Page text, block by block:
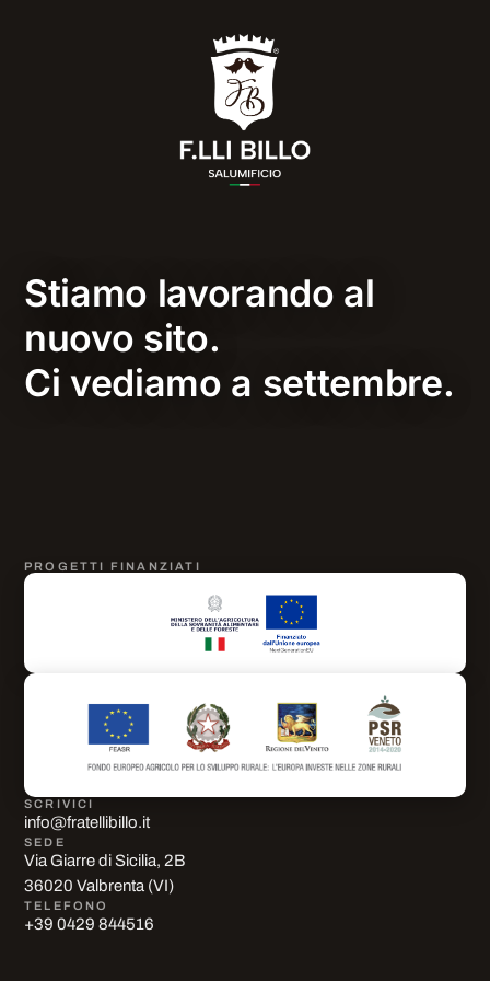
Stiamo lavorando al
nuovo sito.
Ci vediamo a settembre.
PROGETTI FINANZIATI
SCRIVICI
info@fratellibillo.it
SEDE
Via Giarre di Sicilia, 2B
36020 Valbrenta (VI)
TELEFONO
+39 0429 844516